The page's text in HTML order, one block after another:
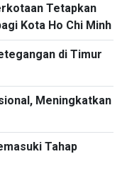
Tetapkan
Kota Ho Chi Minh
di Timur
Meningkatkan
Tahap